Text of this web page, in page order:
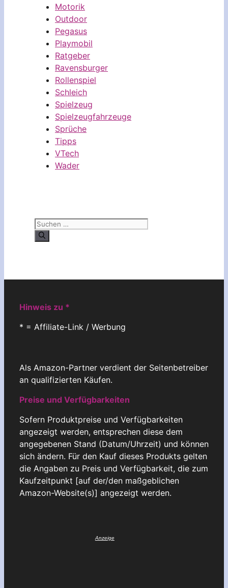
Motorik
Outdoor
Pegasus
Playmobil
Ratgeber
Ravensburger
Rollenspiel
Schleich
Spielzeug
Spielzeugfahrzeuge
Sprüche
Tipps
VTech
Wader
Suchen
nach:
Hinweis zu *
* = Affiliate-Link / Werbung
Als Amazon-Partner verdient der Seitenbetreiber
an qualifizierten Käufen.
Preise und Verfügbarkeiten
Sofern Produktpreise und Verfügbarkeiten
angezeigt werden, entsprechen diese dem
angegebenen Stand (Datum/Uhrzeit) und können
sich ändern. Für den Kauf dieses Produkts gelten
die Angaben zu Preis und Verfügbarkeit, die zum
Kaufzeitpunkt [auf der/den maßgeblichen
Amazon-Website(s)] angezeigt werden.